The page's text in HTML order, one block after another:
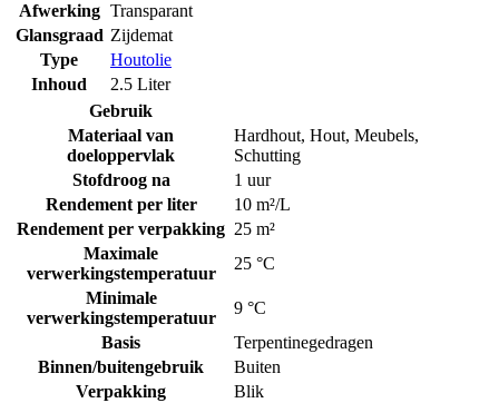
Afwerking Transparant
Glansgraad Zijdemat
Type
Houtolie
Inhoud
2.5 Liter
Gebruik
Materiaal van
doeloppervlak
Hardhout, Hout, Meubels,
Schutting
Stofdroog na
1 uur
Rendement per liter
10 m²/L
Rendement per verpakking 25 m²
Maximale
verwerkingstemperatuur
25 °C
Minimale
verwerkingstemperatuur
9 °C
Basis
Terpentinegedragen
Binnen/buitengebruik
Buiten
Verpakking
Blik